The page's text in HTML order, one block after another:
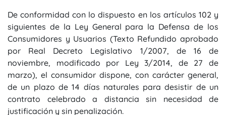
De conformidad con lo dispuesto en los artículos 102 y
siguientes de la Ley General para la Defensa de los
Consumidores y Usuarios (Texto Refundido aprobado
por Real Decreto Legislativo 1/2007, de 16 de
noviembre, modificado por Ley 3/2014, de 27 de
marzo), el consumidor dispone, con carácter general,
de un plazo de14 días naturales para desistir de un
contrato celebrado a distancia sin necesidad de
justificación y sin penalización.